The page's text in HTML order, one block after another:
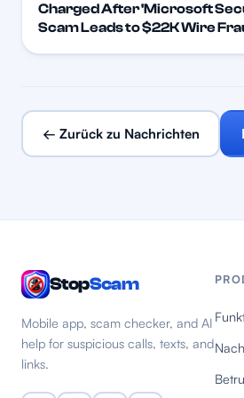
Charged After 'Microsoft
Scam Leads to $22K Wire
← Zurück zu Nachrichten
StopScam
Mobile app, scam checker, and AI
help for suspicious calls, texts, and
links.